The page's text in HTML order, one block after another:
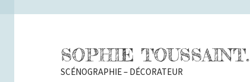
SOPHIE TOUSSAINT.
SCÉNOGRAPHIE – DÉCORATEUR